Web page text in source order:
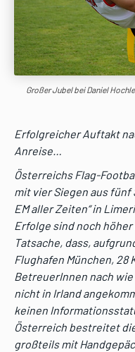
Großer Jubel bei Daniel
Erfolgreicher Auftakt
Anreise…
Österreichs Flag-
mit vier Siegen aus fünf
EM aller Zeiten“ in
Erfolge sind noch
Tatsache, dass,
Flughafen München, 28
BetreuerInnen nach wie
nicht in Irland
keinen
Österreich bestreitet
großteils mit